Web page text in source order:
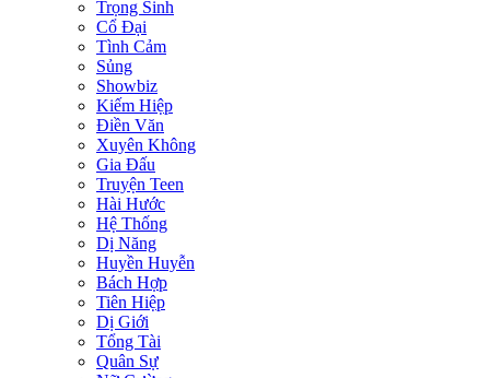
Trọng Sinh
Cổ Đại
Tình Cảm
Sủng
Showbiz
Kiếm Hiệp
Điền Văn
Xuyên Không
Gia Đấu
Truyện Teen
Hài Hước
Hệ Thống
Dị Năng
Huyền Huyễn
Bách Hợp
Tiên Hiệp
Dị Giới
Tổng Tài
Quân Sự